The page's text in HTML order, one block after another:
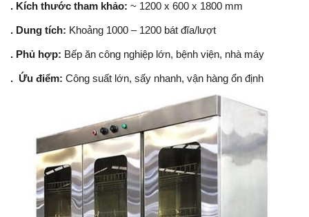
. Kích thước tham khảo: ~ 1200 x 600 x 1800 mm
. Dung tích: Khoảng 1000 – 1200 bát đĩa/lượt
. Phủ hợp: Bếp ăn công nghiệp lớn, bệnh viện, nhà máy
. Ứu điểm: Công suất lớn, sấy nhanh, vận hàng ổn định